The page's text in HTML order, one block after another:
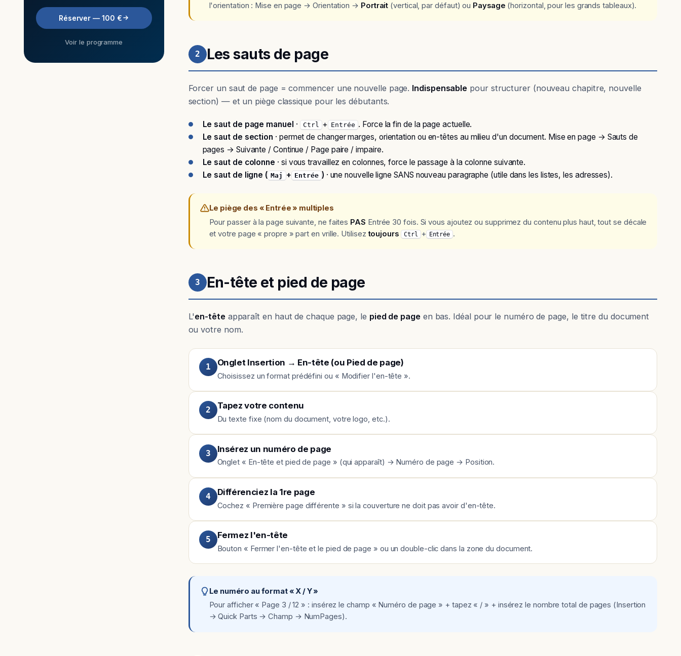
l'orientation : Mise en page → Orientation → Portrait (vertical, par défaut) ou Paysage (horizontal, pour les grands tableaux).
2 Les sauts de page
Forcer un saut de page = commencer une nouvelle page. Indispensable pour structurer (nouveau chapitre, nouvelle
section) — et un piège classique pour les débutants.
Le saut de page manuel · Ctrl + Entrée . Force la fin de la page actuelle.
Le saut de section · permet de changer marges, orientation ou en-têtes au milieu d'un document. Mise en page → Sauts de
pages → Suivante / Continue / Page paire / impaire.
Le saut de colonne · si vous travaillez en colonnes, force le passage à la colonne suivante.
Le saut de ligne ( Maj + Entrée ) · une nouvelle ligne SANS nouveau paragraphe (utile dans les listes, les adresses).
Le piège des « Entrée » multiples
Pour passer à la page suivante, ne faites PAS Entrée 30 fois. Si vous ajoutez ou supprimez du contenu plus haut, tout se décale
et votre page « propre » part en vrille. Utiliseztoujours Ctrl + Entrée .
3 En-tête et pied de page
L'en-têteapparaît en haut de chaque page, le pied de pageen bas. Idéal pour le numéro de page, le titre du document
ou votre nom.
1 Onglet Insertion → En-tête (ou Pied de page)
Choisissez un format prédéfini ou « Modifier l'en-tête ».
2 Tapez votre contenu
Du texte fixe (nom du document, votre logo, etc.).
3 Insérez un numéro de page
Onglet « En-tête et pied de page » (qui apparaît) → Numéro de page → Position.
4 Différenciez la 1re page
Cochez « Première page différente » si la couverture ne doit pas avoir d'en-tête.
5 Fermez l'en-tête
Bouton « Fermer l'en-tête et le pied de page » ou un double-clic dans la zone du document.
Le numéro au format « X / Y »
Pour afficher « Page 3 / 12 » : insérez le champ « Numéro de page » + tapez « / » + insérez le nombre total de pages (Insertion
→ Quick Parts → Champ → NumPages).
Réserver — 100 €
Voir le programme